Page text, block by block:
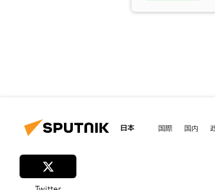
日本 国際 国内